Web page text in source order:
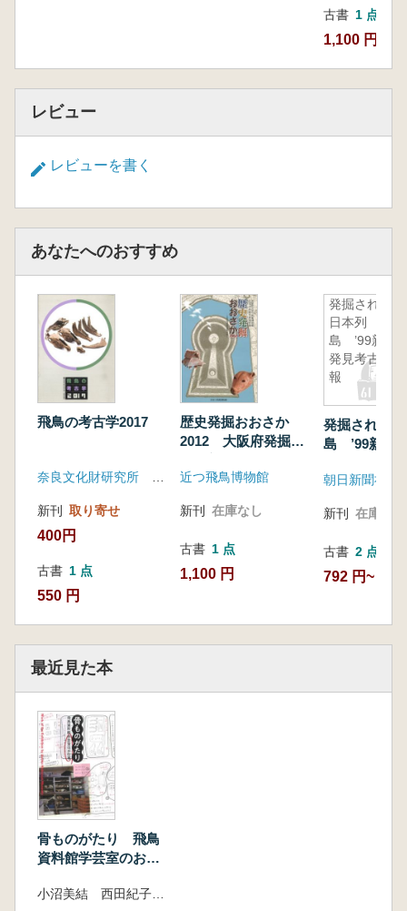
古書 1 点
1,100 円
レビュー
レビューを書く
あなたへのおすすめ
飛鳥の考古学2017
新刊 取り寄せ
400円
古書 1 点
550 円
歴史発掘おおさか
2012 大阪府発掘調
近つ飛鳥博物館
新刊 在庫なし
古書 1 点
1,100 円
発掘された
日本列
島 ’99新
発見考古速
報
発掘された
島 ’99新発
朝日新聞社
新刊 在庫なし
古書 2 点
792 円~
最近見た本
骨ものがたり 飛鳥
資料館学芸室のお仕